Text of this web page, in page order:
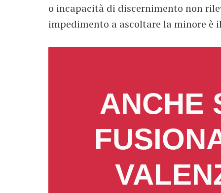
o incapacità di discernimento non
impedimento a ascoltare la minore è
ANCHE